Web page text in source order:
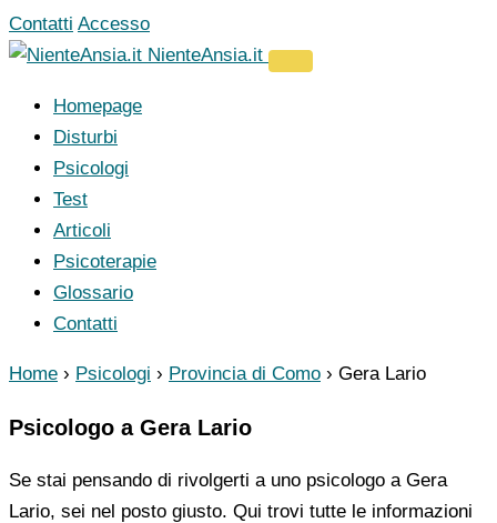
Vai
al
Contatti Accesso
NienteAnsia.it
Homepage
Disturbi
Psicologi
Test
Articoli
Psicoterapie
Glossario
Contatti
Home › Psicologi › Provincia di Como › Gera Lario
Psicologo a Gera Lario
Se stai pensando di rivolgerti a uno psicologo a Gera
Lario, sei nel posto giusto. Qui trovi tutte le informazioni